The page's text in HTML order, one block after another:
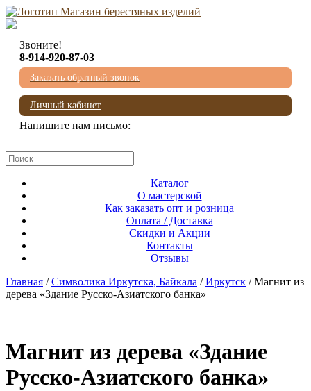
Звоните!
8-914-920-87-03
Заказать обратный звонок
Личный кабинет
Напишите нам письмо:
Каталог
О мастерской
Как заказать опт и розница
Оплата / Доставка
Скидки и Акции
Контакты
Отзывы
Главная /Символика Иркутска, Байкала /Иркутск / Магнит из
дерева «Здание Русско-Азиатского банка»
Магнит из дерева «Здание
Русско-Азиатского банка»